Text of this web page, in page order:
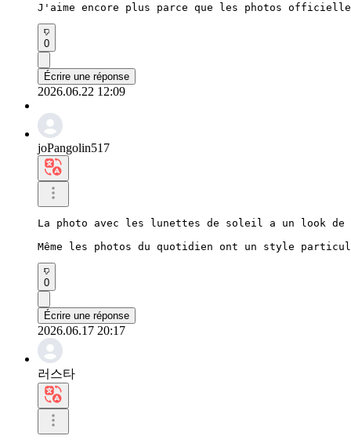
J'aime encore plus parce que les photos
0
Écrire une réponse
2026.06.22 12:09
joPangolin517
La photo avec les lunettes de soleil a un look de
Même les photos du quotidien ont un style
0
Écrire une réponse
2026.06.17 20:17
러스타